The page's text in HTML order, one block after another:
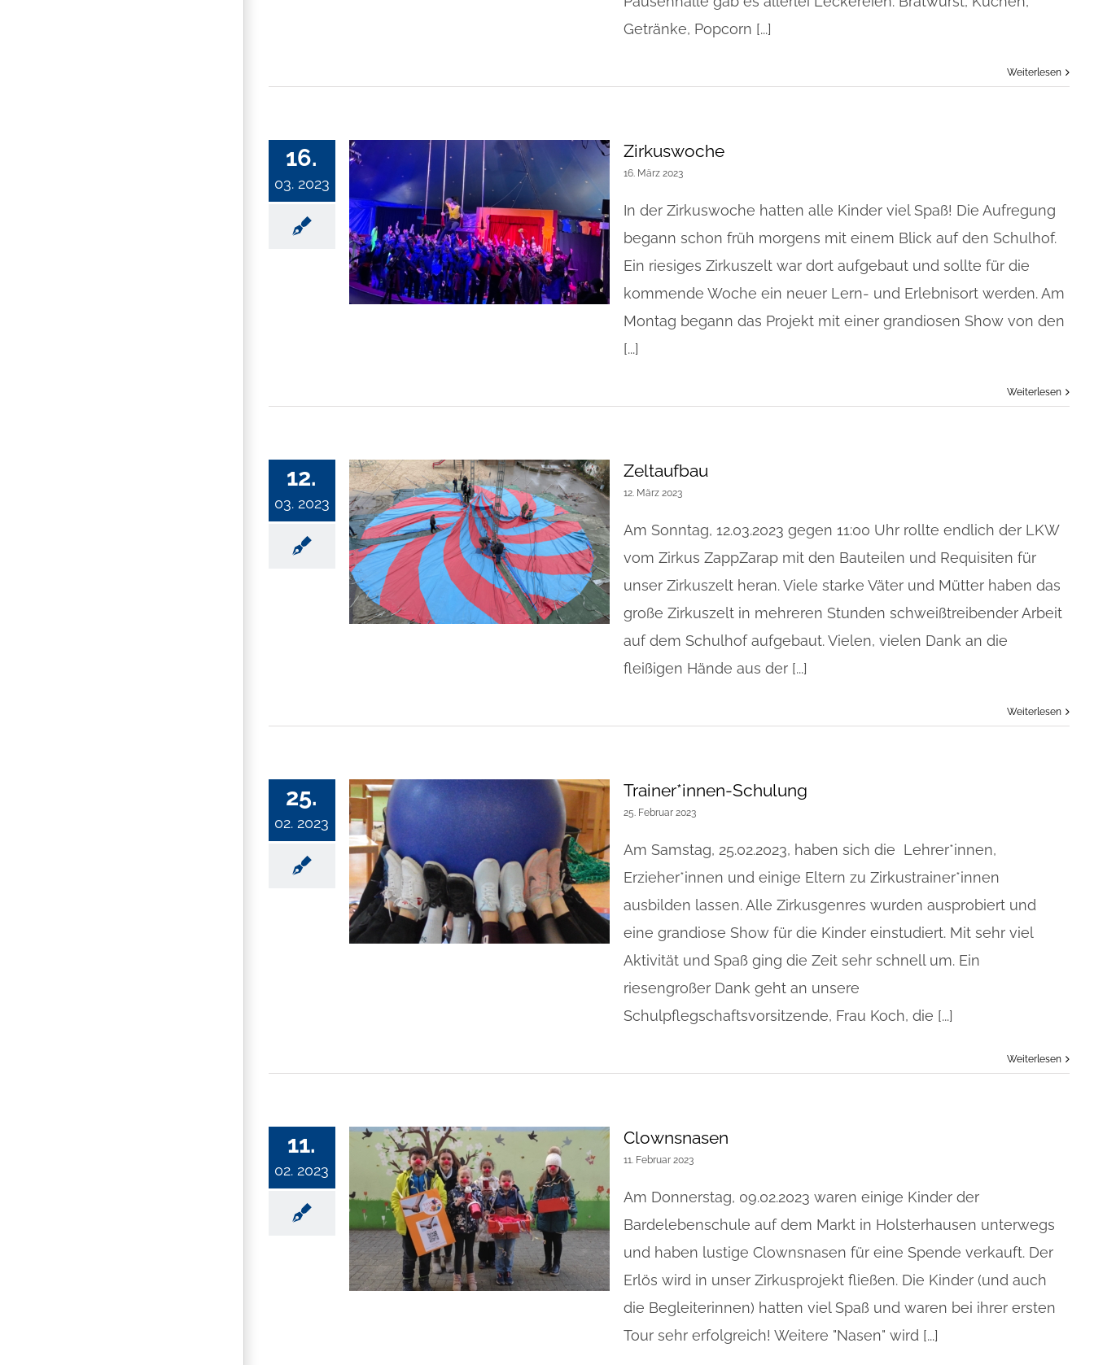
Getränke, Popcorn [...]
Weiterlesen
16.
03. 2023
Zirkuswoche
16. März 2023
In der Zirkuswoche hatten alle Kinder viel Spaß! Die Aufregung
begann schon früh morgens mit einem Blick auf den Schulhof.
Ein riesiges Zirkuszelt war dort aufgebaut und sollte für die
kommende Woche ein neuer Lern- und Erlebnisort werden. Am
Montag begann das Projekt mit einer grandiosen Show von den
[...]
Weiterlesen
12.
03. 2023
Zeltaufbau
12. März 2023
Am Sonntag, 12.03.2023 gegen 11:00 Uhr rollte endlich der LKW
vom Zirkus ZappZarap mit den Bauteilen und Requisiten für
unser Zirkuszelt heran. Viele starke Väter und Mütter haben das
große Zirkuszelt in mehreren Stunden schweißtreibender Arbeit
auf dem Schulhof aufgebaut. Vielen, vielen Dank an die
fleißigen Hände aus der [...]
Weiterlesen
25.
02. 2023
Trainer*innen-Schulung
25. Februar 2023
Am Samstag, 25.02.2023, haben sich die Lehrer*innen,
Erzieher*innen und einige Eltern zu Zirkustrainer*innen
ausbilden lassen. Alle Zirkusgenres wurden ausprobiert und
eine grandiose Show für die Kinder einstudiert. Mit sehr viel
Aktivität und Spaß ging die Zeit sehr schnell um. Ein
riesengroßer Dank geht an unsere
Schulpflegschaftsvorsitzende, Frau Koch, die [...]
Weiterlesen
11.
02. 2023
Clownsnasen
11. Februar 2023
Am Donnerstag, 09.02.2023 waren einige Kinder der
Bardelebenschule auf dem Markt in Holsterhausen unterwegs
und haben lustige Clownsnasen für eine Spende verkauft. Der
Erlös wird in unser Zirkusprojekt fließen. Die Kinder (und auch
die Begleiterinnen) hatten viel Spaß und waren bei ihrer ersten
Tour sehr erfolgreich! Weitere "Nasen" wird [...]